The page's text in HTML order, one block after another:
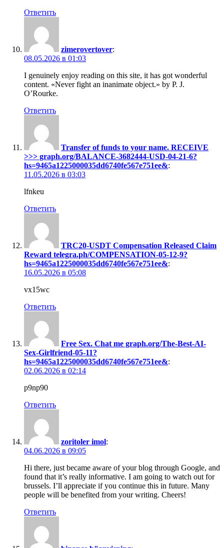
Ответить
zimerovertover:
08.05.2026 в 01:03
I genuinely enjoy reading on this site, it has got wonderful
content. «Never fight an inanimate object.» by P. J.
O’Rourke.
Ответить
Transfer of funds to your name. RECEIVE
>>> graph.org/BALANCE-3682444-USD-04-21-6?
hs=9465a1225000035dd6740fe567e751ee&:
11.05.2026 в 03:03
lfnkeu
Ответить
TRC20-USDT Compensation Released Claim
Reward telegra.ph/COMPENSATION-05-12-9?
hs=9465a1225000035dd6740fe567e751ee&:
16.05.2026 в 05:08
vx15wc
Ответить
Free Sex. Chat me graph.org/The-Best-AI-
Sex-Girlfriend-05-11?
hs=9465a1225000035dd6740fe567e751ee&:
02.06.2026 в 02:14
p9np90
Ответить
zoritoler imol:
04.06.2026 в 09:05
Hi there, just became aware of your blog through Google, and
found that it’s really informative. I am going to watch out for
brussels. I’ll appreciate if you continue this in future. Many
people will be benefited from your writing. Cheers!
Ответить